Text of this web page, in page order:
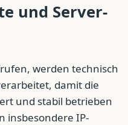
und Server-
werden technisch
damit die
und stabil betrieben
insbesondere IP-